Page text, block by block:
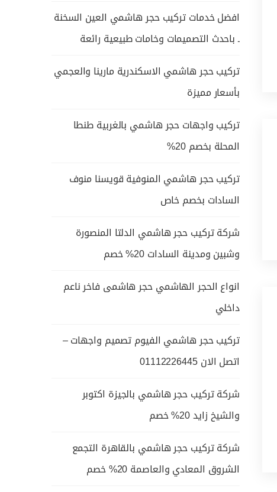
افضل خدمات تركيب حجر هاشمي العين السخنة
ـ باحدث التصميمات وخامات طبيعية رائعة
تركيب حجر هاشمي الاسكندرية مارينا والعجمي
بأسعار مميزة
تركيب واجهات حجر هاشمي بالغربية طنطا
المحلة بخصم 20%
تركيب حجر هاشمي المنوفية قويسنا منوف
السادات بخصم خاص
شركة تركيب حجر هاشمي الدلتا المنصورة
وشبين ومدينة السادات 20% خصم
انواع الحجر الهاشمي حجر هاشمى فاخر ناعم
داخلي
تركيب حجر هاشمي الفيوم تصميم واجهات –
اتصل الان 01112226445
شركة تركيب حجر هاشمي بالجيزة اكتوبر
والشيخ زايد 20% خصم
شركة تركيب حجر هاشمي بالقاهرة التجمع
الشروق المعادي والعاصمة 20% خصم